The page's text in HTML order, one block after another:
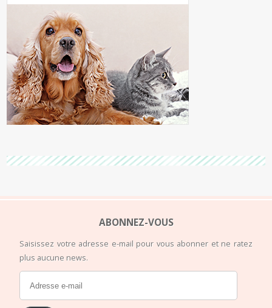
ABONNEZ-VOUS
Saisissez votre adresse e-mail pour vous abonner et ne ratez
plus aucune news.